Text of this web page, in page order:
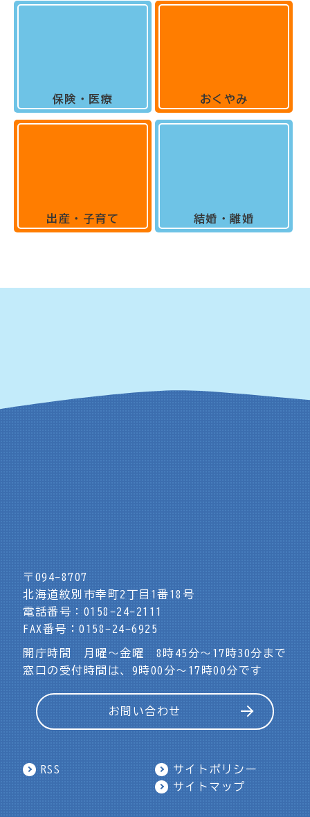
保険・医療
出産・子育て
おくやみ
結婚・離婚
〒094-8707
北海道紋別市幸町2丁目1番18号
電話番号：0158-24-2111
FAX番号：0158-24-6925
開庁時間 月曜～金曜 8時45分～17時30分まで
窓口の受付時間は、9時00分～17時00分です
お問い合わせ
RSS
サイトポリシー
サイトマップ